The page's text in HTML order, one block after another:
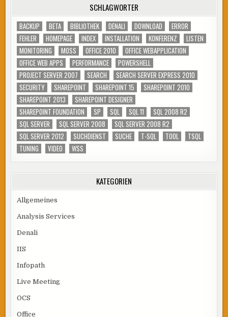
SCHLAGWÖRTER
BACKUP BETA BIBLIOTHEK DENALI DOWNLOAD
ERROR
FEHLER
HOMEPAGE INDEX INSTALLATION KONFERENZ
LISTEN
MONITORING
MOSS OFFICE 2010
OFFICE WEBAPPLICATION
OFFICE WEB APPS
PERFORMANCE
POWERSHELL
PROJECT SERVER 2007
SEARCH
SEARCH SERVER EXPRESS 2010
SECURITY
SHAREPOINT SHAREPOINT 15
SHAREPOINT 2010
SHAREPOINT 2013
SHAREPOINT DESIGNER
SHAREPOINT FOUNDATION
SP SQL SQL 11
SQL 2008 R2
SQL SERVER
SQL SERVER 2008
SQL SERVER 2008 R2
SQL SERVER 2012
SUCHDIENST SUCHE T-SQL TOOL
TSQL
TUNING
VIDEO WSS
KATEGORIEN
Allgemeines
Analysis Services
Denali
IIS
Infopath
Live Meeting
OCS
Office